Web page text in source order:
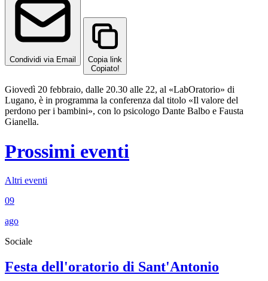
Condividi via Email
Copia link
Copiato!
Giovedì 20 febbraio, dalle 20.30 alle 22, al «LabOratorio» di
Lugano, è in programma la conferenza dal titolo «Il valore del
perdono per i bambini», con lo psicologo Dante Balbo e Fausta
Gianella.
Prossimi eventi
Altri eventi
09
ago
Sociale
Festa dell'oratorio di Sant'Antonio